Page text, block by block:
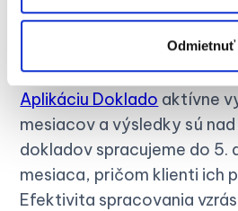
Odmietnuť
Výsledky
Aplikáciu Doklado aktívne
mesiacov a výsledky sú
dokladov spracujeme do 5.
mesiaca, pričom klienti ich
Efektivita spracovania